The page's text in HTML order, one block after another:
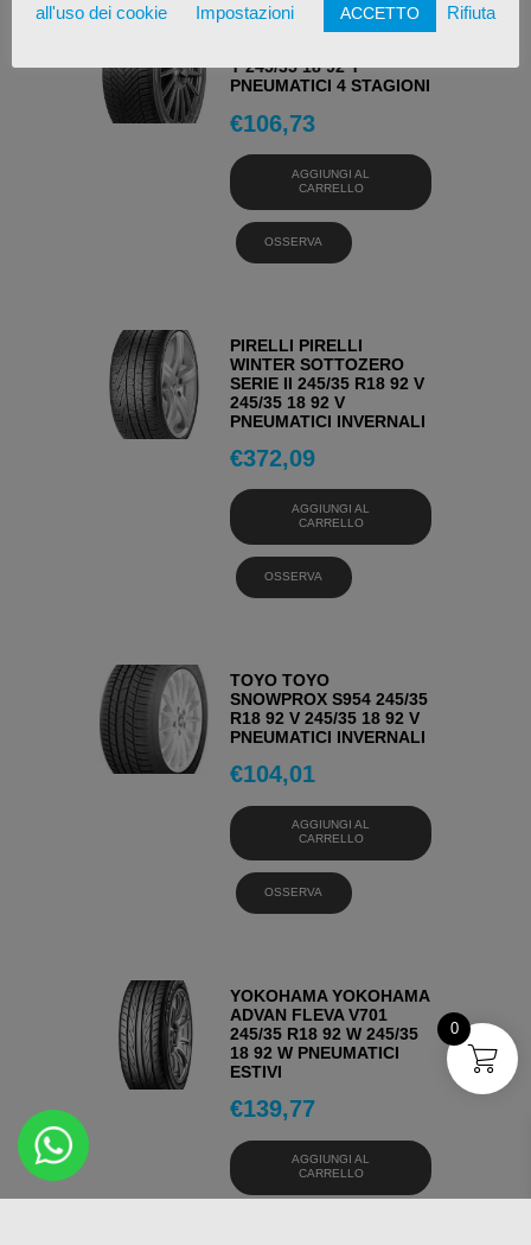
NEXEN NEXEN NBLUE 4
Y 245/35 18 92 Y
PNEUMATICI 4 STAGIONI
€106,73
AGGIUNGI AL
CARRELLO
OSSERVA
PIRELLI PIRELLI
WINTER SOTTOZERO
SERIE II 245/35 R18 92 V
245/35 18 92 V
PNEUMATICI INVERNALI
€372,09
AGGIUNGI AL
CARRELLO
OSSERVA
TOYO TOYO
SNOWPROX S954 245/35
R18 92 V 245/35 18 92 V
PNEUMATICI INVERNALI
€104,01
AGGIUNGI AL
CARRELLO
OSSERVA
YOKOHAMA YOKOHAMA
ADVAN FLEVA V701
245/35 R18 92 W 245/35
18 92 W PNEUMATICI
ESTIVI
€139,77
AGGIUNGI AL
CARRELLO
all'uso dei cookie
Impostazioni ACCETTO Rifiuta
0